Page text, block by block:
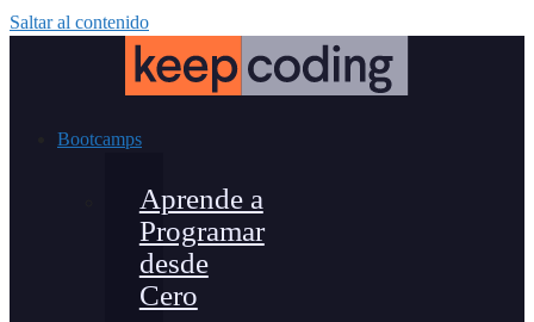
Saltar al contenido
Bootcamps
Aprende a
Programar
desde
Cero